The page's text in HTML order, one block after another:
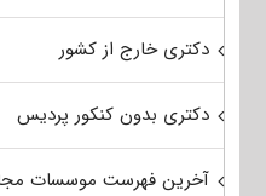
دکتری خارج از کشور
دکتری بدون کنکور پردیس
آخرین فهرست موسسات